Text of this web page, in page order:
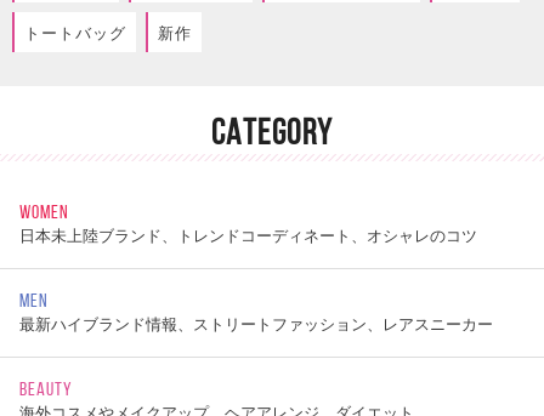
トートバッグ 新作
CATEGORY
WOMEN
日本未上陸ブランド、トレンドコーディネート、オシャレのコツ
MEN
最新ハイブランド情報、ストリートファッション、レアスニーカー
BEAUTY